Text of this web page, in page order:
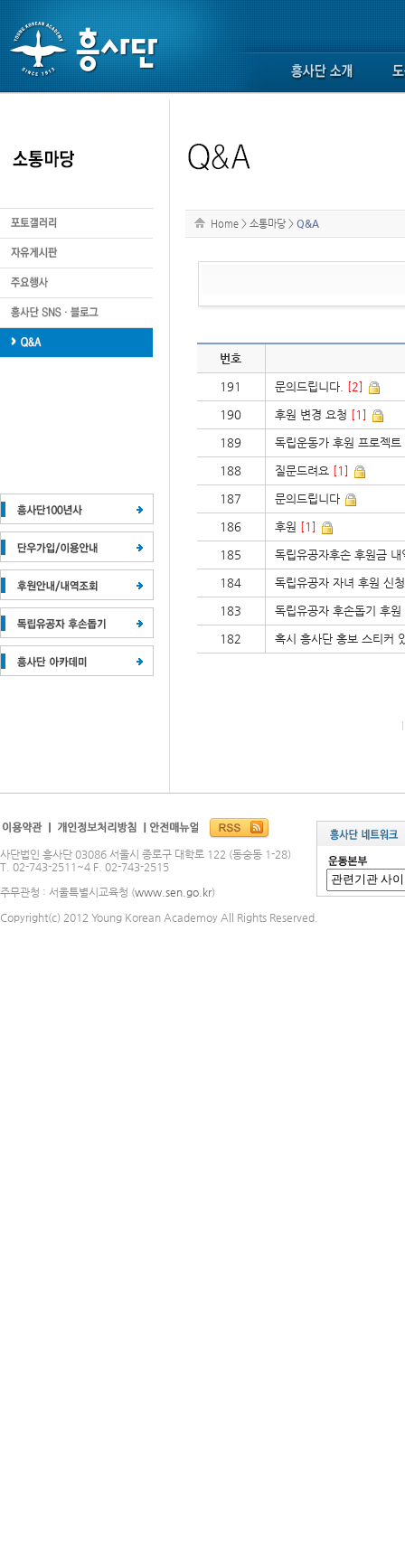
Home > 소통마당 > Q&A
번호
191 문의드립니다. [2]
190 후원 변경 요청 [1]
189 독립운동가 후원 프로젝
188 질문드려요[1]
187 문의드립니다
186 후원 [1]
185 독립유공자후손 후원금
184 독립유공자 자녀 후원 신
183 독립유공자 후손돕기 후
182 혹시 흥사단 홍보 스티커
사단법인 흥사단 03086 서울시 종로구 대학로 122 (동숭동 1-28)
T. 02-743-2511~4 F. 02-743-2515
주무관청 : 서울특별시교육청 (www.sen.go.kr)
Copyright(c) 2012 Young Korean Academoy All Rights Reserved.